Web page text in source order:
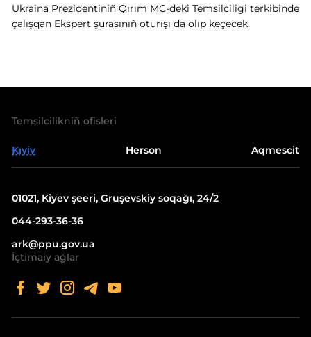
Ukraina Prezidentiniñ Qırım MC-deki Temsilciligi terkibinde
çalışqan Ekspert şurasınıñ oturışı da olıp keçecek.
Temsilcilikniñ ofisleri
Kıyiv Herson Aqmescit
01021, Kiyev şeeri, Gruşevskiy soqağı, 24/2
044-293-36-36
ark@ppu.gov.ua
İçtimaiy ağlar